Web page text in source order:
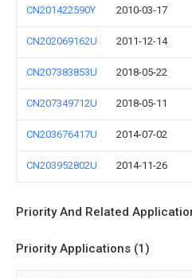
CN201422590Y 2010-03-17
CN202069162U 2011-12-14
CN207383853U 2018-05-22
CN207349712U 2018-05-11
CN203676417U 2014-07-02
CN203952802U 2014-11-26
Priority And Related
Priority Applications (1)